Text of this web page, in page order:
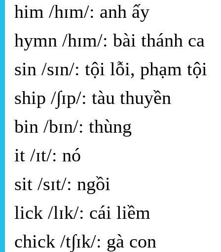
him /hɪm/: anh ấy
hymn /hɪm/: bài thánh ca
sin /sɪn/: tội lỗi, phạm tội
ship /∫ɪp/: tàu thuyền
bin /bɪn/: thùng
it /ɪt/: nó
sit /sɪt/: ngồi
lick /lɪk/: cái liềm
chick /t∫ɪk/: gà con